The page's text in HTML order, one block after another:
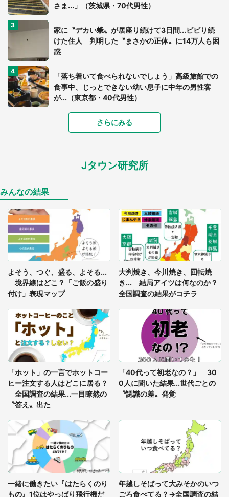
さま...」（茨城県・70代男性）
家に〝デカい蛾〟が居座り続けて3日間...ビビり続
けた住人 判明した〝まさかの正体〟に14万人も困
惑
「落ち着いて食べられないでしょう」高級旅館での
食事中、じっとできない幼い息子に中年の男性客
が...（東京都・40代男性）
「可愛いのにホラー」「事件性を感じる」 ふわふ
「孫にあげると思って、あなたにこれをあげる」
「ゾワゾワする」「本当に気持ち悪い」 道端でバ
グっちゃってた〝野生の野菜〟に6.5万人戦慄
「閉所恐怖症の私は新幹線で大パニック。隣席の青
年に『手を繋いで』とお願いしたら...」 体験談に
8万人感動
7万人驚がく 「お菓子売り場ならまだしも...」「ハ
ードル高い」
あまりにも四角すぎる猫、激写される 「これもう
座布団だろ」「食パンの耳」と1.4万人困惑
さらにみる
Jタウン研究所
みんなの結果
よそう、つぐ、盛る、よそる...
境界線はどこ？「ご飯の盛り
付け」表現マップ
大判焼き、今川焼き、回転焼
き... 結局アイツは何なのか？
全国調査の結果がコチラ
「ホット」の一言でホットコー
ヒー注文する人はどこに居る？
全国調査の結果...一目瞭然の
〝答え〟出た
「40代って初老なの？」 30
0人に聞いた結果...世代ごとの
〝認識の差〟発覚
一緒に働きたい『はたらくのり
もの』1位はやっぱり飛行機だ
年越しそばって大みそかのいつ
ごろ食べてる？→全国調査の結